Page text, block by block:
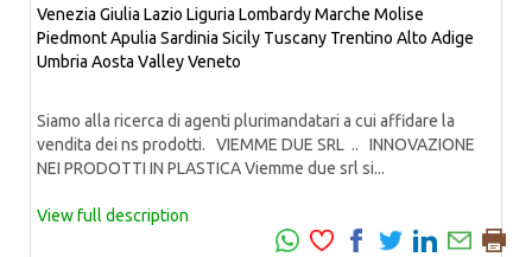
Venezia Giulia Lazio Liguria LombardyMarche Molise
PiedmontApulia Sardinia Sicily Tuscany Trentino Alto Adige
Umbria Aosta ValleyVeneto
Siamo alla ricerca di agenti plurimandatari a cui affidare la
vendita dei ns prodotti. VIEMME DUE SRL .. INNOVAZIONE
NEI PRODOTTI IN PLASTICA Viemme due srl si...
View full description